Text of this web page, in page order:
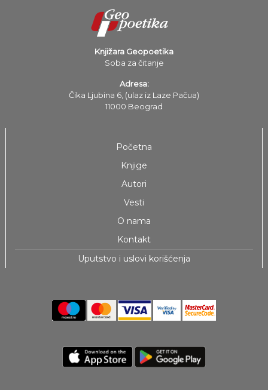
Knjižara Geopoetika
Soba za čitanje
Adresa:
Čika Ljubina 6, (ulaz iz Laze Pačua)
11000 Beograd
Početna
Knjige
Autori
Vesti
O nama
Kontakt
Uputstvo i uslovi korišćenja